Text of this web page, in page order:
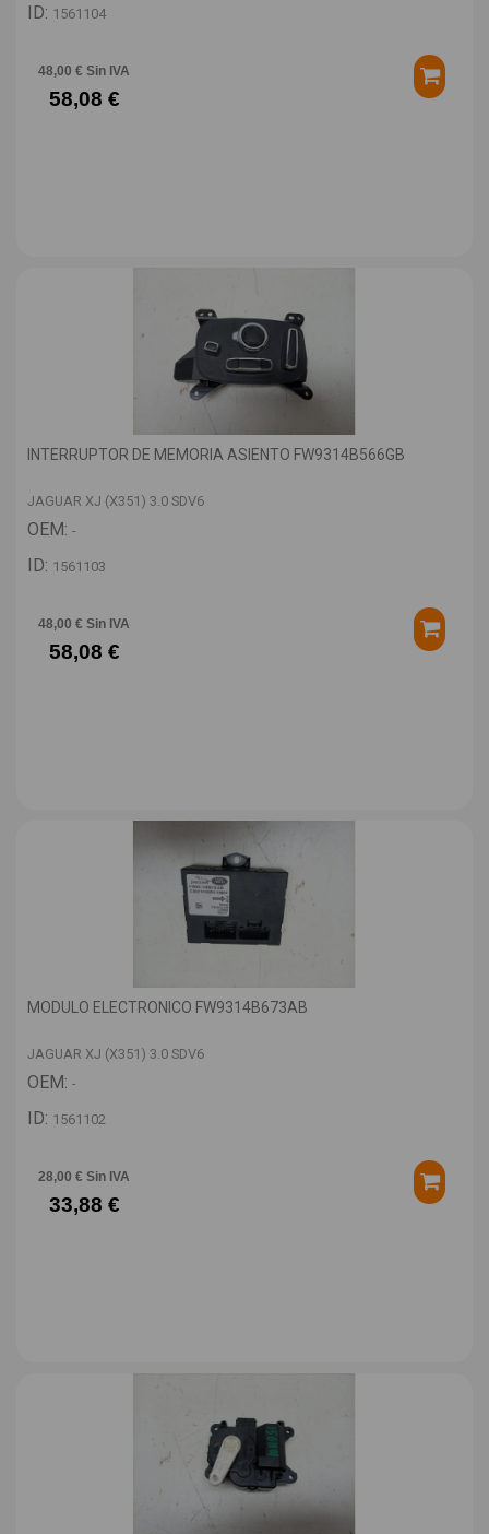
ID: 1561104
48,00 € Sin IVA
58,08 €
INTERRUPTOR DE MEMORIA ASIENTO FW9314B566GB
JAGUAR XJ (X351) 3.0 SDV6
OEM: -
ID: 1561103
48,00 € Sin IVA
58,08 €
MODULO ELECTRONICO FW9314B673AB
JAGUAR XJ (X351) 3.0 SDV6
OEM: -
ID: 1561102
28,00 € Sin IVA
33,88 €